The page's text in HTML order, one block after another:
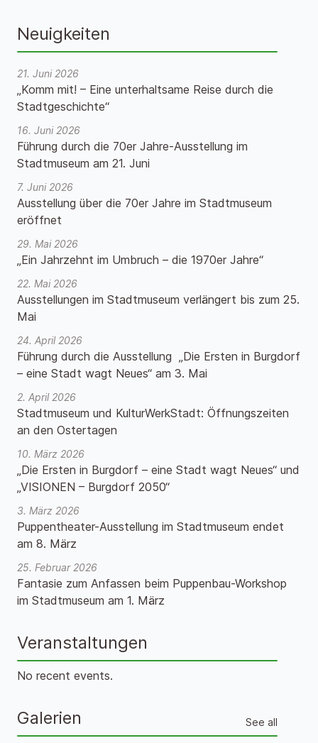
Neuigkeiten
21. Juni 2026
„Komm mit! – Eine unterhaltsame Reise durch die
Stadtgeschichte“
16. Juni 2026
Führung durch die 70er Jahre-Ausstellung im
Stadtmuseum am 21. Juni
7. Juni 2026
Ausstellung über die 70er Jahre im Stadtmuseum
eröffnet
29. Mai 2026
„Ein Jahrzehnt im Umbruch – die 1970er Jahre“
22. Mai 2026
Ausstellungen im Stadtmuseum verlängert bis zum 25.
Mai
24. April 2026
Führung durch die Ausstellung „Die Ersten in Burgdorf
– eine Stadt wagt Neues“ am 3. Mai
2. April 2026
Stadtmuseum und KulturWerkStadt: Öffnungszeiten
an den Ostertagen
10. März 2026
„Die Ersten in Burgdorf – eine Stadt wagt Neues“ und
„VISIONEN – Burgdorf 2050“
3. März 2026
Puppentheater-Ausstellung im Stadtmuseum endet
am 8. März
25. Februar 2026
Fantasie zum Anfassen beim Puppenbau-Workshop
im Stadtmuseum am 1. März
Veranstaltungen
No recent events.
Galerien See all